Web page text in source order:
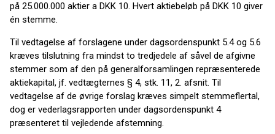
på 25.000.000 aktier a DKK 10. Hvert aktiebeløb på DKK 10 giver
én stemme.
Til vedtagelse af forslagene under dagsordenspunkt 5.4 og 5.6
kræves tilslutning fra mindst to tredjedele af såvel de afgivne
stemmer som af den på generalforsamlingen repræsenterede
aktiekapital, jf. vedtægternes § 4, stk. 11, 2. afsnit. Til
vedtagelse af de øvrige forslag kræves simpelt stemmeflertal,
dog er vederlagsrapporten under dagsordenspunkt 4
præsenteret til vejledende afstemning.